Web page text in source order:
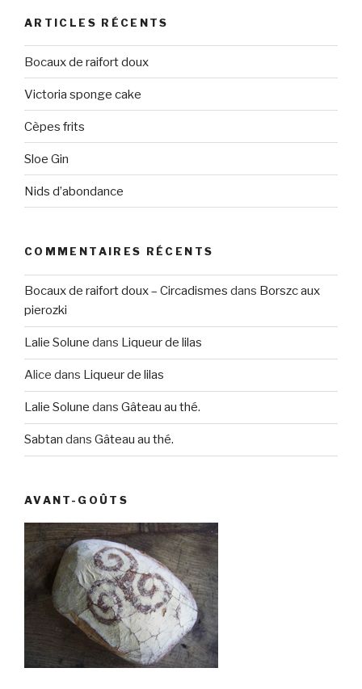
ARTICLES RÉCENTS
Bocaux de raifort doux
Victoria sponge cake
Cèpes frits
Sloe Gin
Nids d’abondance
COMMENTAIRES RÉCENTS
Bocaux de raifort doux – Circadismes dans Borszc aux
pierozki
Lalie Solune dans Liqueur de lilas
Alice dans Liqueur de lilas
Lalie Solune dans Gâteau au thé.
Sabtan dans Gâteau au thé.
AVANT-GOÛTS